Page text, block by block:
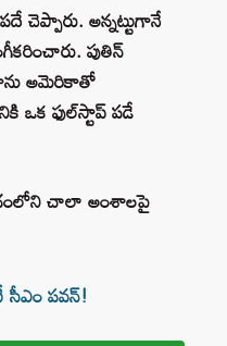
చెప్పారు. అన్నట్టుగానే
పుతిన్‌
అమెరికాతో
ఒక ఫుల్‌స్టాప్ పడే
చాలా అంశాలపై
సీఎం పవన్!